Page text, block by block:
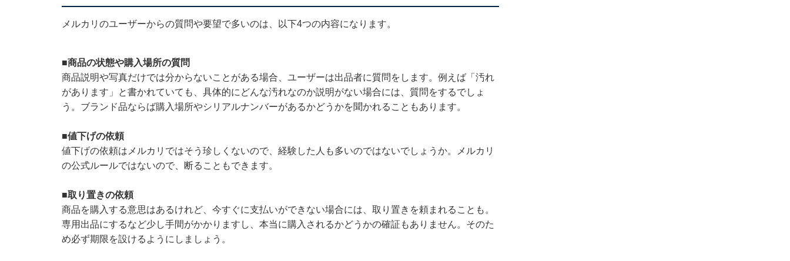
メルカリのユーザーからの質問や要望で多いのは、以下4つの内容になります。
■商品の状態や購入場所の質問
商品説明や写真だけでは分からないことがある場合、ユーザーは出品者に質問をします。例えば「汚れ
があります」と書かれていても、具体的にどんな汚れなのか説明がない場合には、質問をするでしょ
う。ブランド品ならば購入場所やシリアルナンバーがあるかどうかを聞かれることもあります。
■値下げの依頼
値下げの依頼はメルカリではそう珍しくないので、経験した人も多いのではないでしょうか。メルカリ
の公式ルールではないので、断ることもできます。
■取り置きの依頼
商品を購入する意思はあるけれど、今すぐに支払いができない場合には、取り置きを頼まれることも。
専用出品にするなど少し手間がかかりますし、本当に購入されるかどうかの確証もありません。そのた
め必ず期限を設けるようにしましょう。